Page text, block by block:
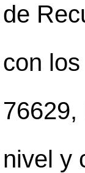
de
con
nivel y